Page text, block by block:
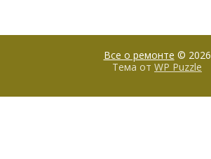
Все о ремонте © 2026
Тема от WP Puzzle